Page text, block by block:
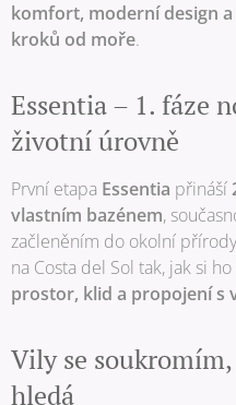
komfort, moderní design
kroků od moře.
Essentia – 1. fáze
životní úrovně
První etapa Essentia přináší
vlastním bazénem,
začleněním do okolní
na Costa del Sol tak, jak si
prostor, klid a propojení s
Vily se
hledá